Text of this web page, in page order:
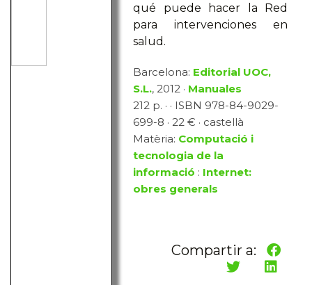
qué puede hacer la Red
para intervenciones en
salud.
Barcelona: Editorial UOC,
S.L., 2012 · Manuales
212 p. · · ISBN 978-84-9029-
699-8 · 22 € · castellà
Matèria: Computació i
tecnologia de la
informació : Internet:
obres generals
Compartir a: